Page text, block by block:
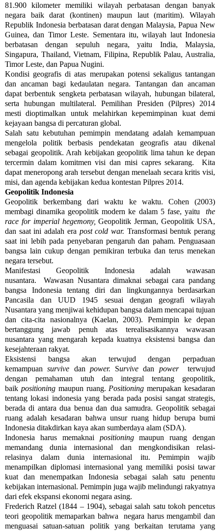
81.900 kilometer memiliki wilayah perbatasan dengan banyak
negara baik darat (kontinen) maupun laut (maritim). Wilayah
Republik Indonesia berbatasan darat dengan Malaysia, Papua New
Guinea, dan Timor Leste. Sementara itu, wilayah laut Indonesia
berbatasan dengan sepuluh negara, yaitu India, Malaysia,
Singapura, Thailand, Vietnam, Filipina, Republik Palau, Australia,
Timor Leste, dan Papua Nugini.
Kondisi geografis di atas merupakan potensi sekaligus tantangan
dan ancaman bagi kedaulatan negara. Tantangan dan ancaman
dapat berbentuk sengketa perbatasan wilayah, hubungan bilateral,
serta hubungan multilateral. Pemilihan Presiden (Pilpres) 2014
mesti dioptimalkan untuk melahirkan kepemimpinan kuat demi
kejayaan bangsa di percaturan global.
Salah satu kebutuhan pemimpin mendatang adalah kemampuan
mengelola politik berbasis pendekatan geografis atau dikenal
sebagai geopolitik. Arah kebijakan geopolitik lima tahun ke depan
tercermin dalam komitmen visi dan misi capres sekarang. Kita
dapat meneropong arah tersebut dengan menelaah secara kritis visi,
misi, dan agenda kebijakan kedua kontestan Pilpres 2014.
Geopolitik Indonesia
Geopolitik berkembang dari waktu ke waktu. Cohen (2003)
membagi dinamika geopolitik modern ke dalam 5 fase, yaitu the
race for imperial hegemony,Geopolitik Jerman, Geopolitik USA,
dan saat ini adalah era post cold war. Transformasi bentuk perang
saat ini lebih pada penyebaran pengaruh dan paham. Penguasaan
bangsa lain cukup dengan pemikiran terbuka dan terus menekan
negara tersebut.
Manifestasi Geopolitik Indonesia adalah wawasan
nusantara. Wawasan Nusantara dimaknai sebagai cara pandang
bangsa Indonesia tentang diri dan lingkungannya berdasarkan
Pancasila dan UUD 1945 sesuai dengan geografi wilayah
Nusantara yang menjiwai kehidupan bangsa dalam mencapai tujuan
dan cita-cita nasionalnya (Kaelan, 2003). Pemimpin ke depan
bertanggung jawab penuh atas terealisasikannya wawasan
nusantara yang mengarah kepada kuatnya eksistensi bangsa dan
kesejahteraan rakyat.
Eksistensi bangsa akan terwujud dengan perpaduan
kemampuansurvive dan power. Survive dan powerterwujud
dengan pemahaman utuh dan integral tentang geopolitik,
baik positioningmaupun ruang. Positioning merupakan kesadaran
tentang lokasi indonesia yang berada pada posisi sangat strategis,
berada di antara dua benua dan dua samudra. Geopolitik sebagai
ruang adalah kesadaran bahwa unsur ruang hidup berupa bumi
Indonesia ditakdirkan kaya akan sumberdaya alam (SDA).
Indonesia harus memaknai positioningmaupun ruang dengan
memandang dunia internasional dan mengkondisikan relasi-
relasinya dalam dunia internasional itu. Pemimpin wajib
menampilkan diplomasi internasional yang memiliki posisi tawar
kuat dan menempatkan Indonesia sebagai salah satu penentu
kebijakan internasional. Pemimpin juga wajib melindungi rakyatnya
dari efek ekspansi ekonomi negara asing.
Frederich Ratzel (1844 – 1904), sebagai salah satu tokoh pencetus
teori geopolitik memaparkan bahwa negara harus mengambil dan
menguasai satuan-satuan politik yang berkaitan terutama yang